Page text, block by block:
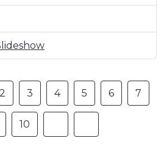
2 3 4 5 6 7
10